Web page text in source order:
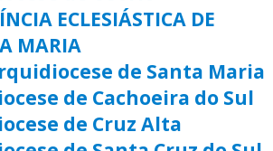
ECLESIÁSTICA DE
MARIA
de Santa Maria
de Cachoeira do Sul
de Cruz Alta